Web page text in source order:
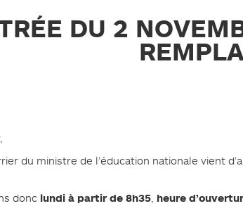
(PPRN)
PLUVIALESDU 2
du ministre de l’éducation nationale vient
donc lundi à partir de 8h35 heure